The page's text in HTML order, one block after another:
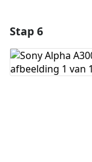
Voeg
Stap 6